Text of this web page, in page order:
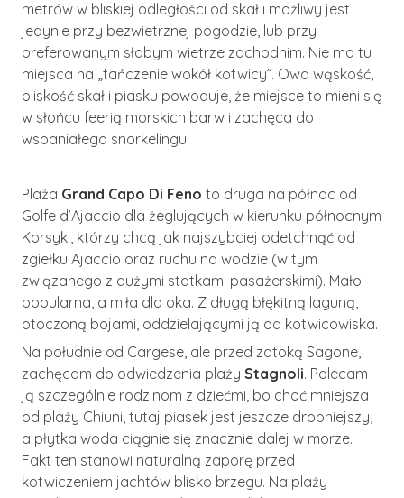
metrów w bliskiej odległości od skał i możliwy jest
jedynie przy bezwietrznej pogodzie, lub przy
preferowanym słabym wietrze zachodnim. Nie ma tu
miejsca na „tańczenie wokół kotwicy”. Owa wąskość,
bliskość skał i piasku powoduje, że miejsce to mieni się
w słońcu feerią morskich barw i zachęca do
wspaniałego snorkelingu.
Plaża Grand Capo Di Feno to druga na północ od
Golfe d’Ajaccio dla żeglujących w kierunku północnym
Korsyki, którzy chcą jak najszybciej odetchnąć od
zgiełku Ajaccio oraz ruchu na wodzie (w tym
związanego z dużymi statkami pasażerskimi). Mało
popularna, a miła dla oka. Z długą błękitną laguną,
otoczoną bojami, oddzielającymi ją od kotwicowiska.
Na południe od Cargese, ale przed zatoką Sagone,
zachęcam do odwiedzenia plaży Stagnoli. Polecam
ją szczególnie rodzinom z dziećmi, bo choć mniejsza
od plaży Chiuni, tutaj piasek jest jeszcze drobniejszy,
a płytka woda ciągnie się znacznie dalej w morze.
Fakt ten stanowi naturalną zaporę przed
kotwiczeniem jachtów blisko brzegu. Na plaży